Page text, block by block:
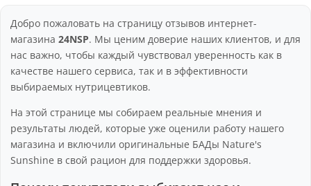
Добро пожаловать на страницу отзывов интернет-
магазина 24NSP. Мы ценим доверие наших клиентов, и для
нас важно, чтобы каждый чувствовал уверенность как в
качестве нашего сервиса, так и в эффективности
выбираемых нутрицевтиков.
На этой странице мы собираем реальные мнения и
результаты людей, которые уже оценили работу нашего
магазина и включили оригинальные БАДы Nature's
Sunshine в свой рацион для поддержки здоровья.